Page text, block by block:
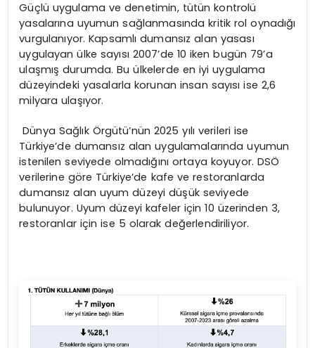
Güçlü uygulama ve denetimin, tütün kontrolü
yasalarına uyumun sağlanmasında kritik rol oynadığı
vurgulanıyor. Kapsamlı dumansız alan yasası
uygulayan ülke sayısı 2007’de 10 iken bugün 79’a
ulaşmış durumda. Bu ülkelerde en iyi uygulama
düzeyindeki yasalarla korunan insan sayısı ise 2,6
milyara ulaşıyor.
Dünya Sağlık Örgütü’nün 2025 yılı verileri ise
Türkiye’de dumansız alan uygulamalarında uyumun
istenilen seviyede olmadığını ortaya koyuyor. DSÖ
verilerine göre Türkiye’de kafe ve restoranlarda
dumansız alan uyum düzeyi düşük seviyede
bulunuyor. Uyum düzeyi kafeler için 10 üzerinden 3,
restoranlar için ise 5 olarak değerlendiriliyor.